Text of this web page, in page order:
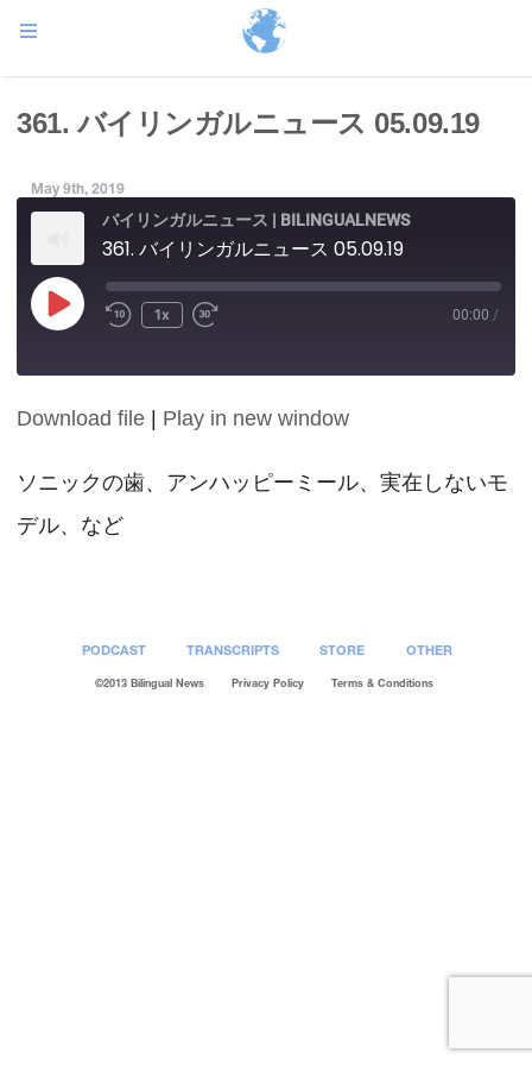
361. バイリンガルニュース 05.09.19
May 9th, 2019
バイリンガルニュース | BILINGUALNEWS
361. バイリンガルニュース 05.09.19
Play
Episode
1x 00:00 /
SHARE
LINK
EMBED
Download file Play in new window
ソニックの歯、アンハッピーミール、実在しないモ
デル、など
PODCAST TRANSCRIPTS STORE OTHER
©2013 Bilingual News Privacy Policy Terms & Conditions